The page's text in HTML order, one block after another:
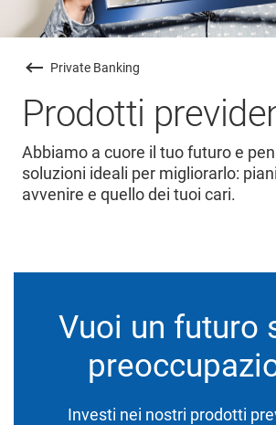
Private Banking
Prodotti
Abbiamo a cuore il tuo futuro e
soluzioni ideali per migliorarlo:
avvenire e quello dei tuoi cari.
Vuoi un futuro
Investi nei nostri prodotti